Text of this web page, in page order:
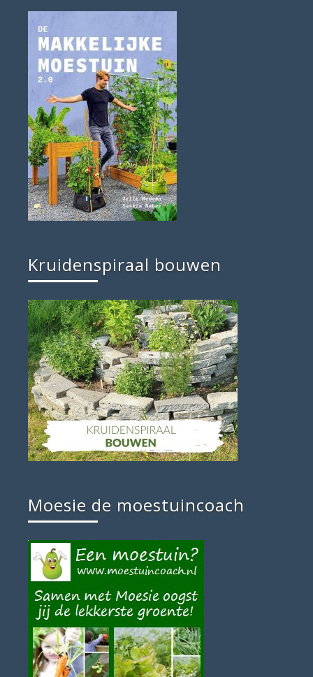
Kruidenspiraal bouwen
Moesie de moestuincoach